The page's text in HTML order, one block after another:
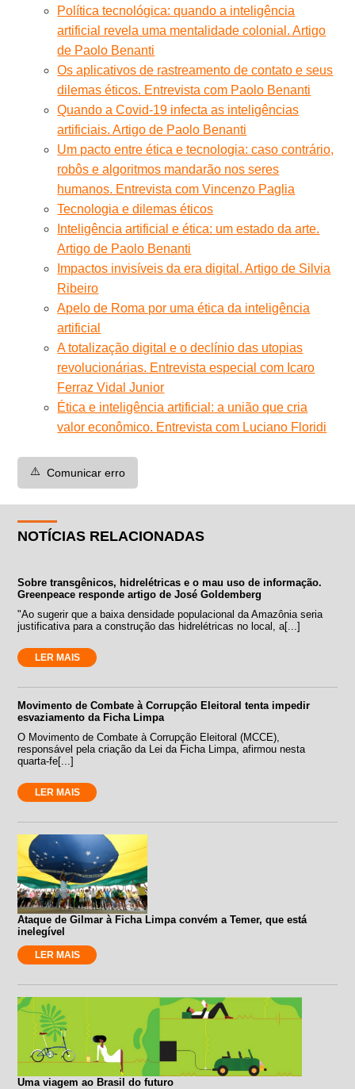
Política tecnológica: quando a inteligência
artificial revela uma mentalidade colonial. Artigo
de Paolo Benanti
Os aplicativos de rastreamento de contato e seus
dilemas éticos. Entrevista com Paolo Benanti
Quando a Covid-19 infecta as inteligências
artificiais. Artigo de Paolo Benanti
Um pacto entre ética e tecnologia: caso contrário,
robôs e algoritmos mandarão nos seres
humanos. Entrevista com Vincenzo Paglia
Tecnologia e dilemas éticos
Inteligência artificial e ética: um estado da arte.
Artigo de Paolo Benanti
Impactos invisíveis da era digital. Artigo de Silvia
Ribeiro
Apelo de Roma por uma ética da inteligência
artificial
A totalização digital e o declínio das utopias
revolucionárias. Entrevista especial com Icaro
Ferraz Vidal Junior
Ética e inteligência artificial: a união que cria
valor econômico. Entrevista com Luciano Floridi
⚠️ Comunicar erro
NOTÍCIAS RELACIONADAS
Sobre transgênicos, hidrelétricas e o mau uso de informação.
Greenpeace responde artigo de José Goldemberg
"Ao sugerir que a baixa densidade populacional da Amazônia seria
justificativa para a construção das hidrelétricas no local, a[...]
LER MAIS
Movimento de Combate à Corrupção Eleitoral tenta impedir
esvaziamento da Ficha Limpa
O Movimento de Combate à Corrupção Eleitoral (MCCE),
responsável pela criação da Lei da Ficha Limpa, afirmou nesta
quarta-fe[...]
LER MAIS
Ataque de Gilmar à Ficha Limpa convém a Temer, que está
inelegível
LER MAIS
Uma viagem ao Brasil do futuro